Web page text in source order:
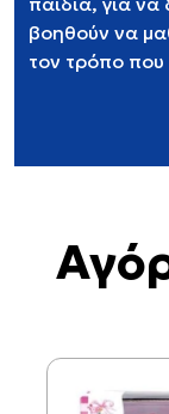
βοηθούν να
τον τρόπο που